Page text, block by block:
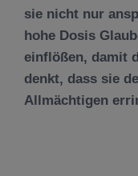
sie nicht nur
hohe Dosis
einflößen, damit
denkt, dass sie
Allmächtigen